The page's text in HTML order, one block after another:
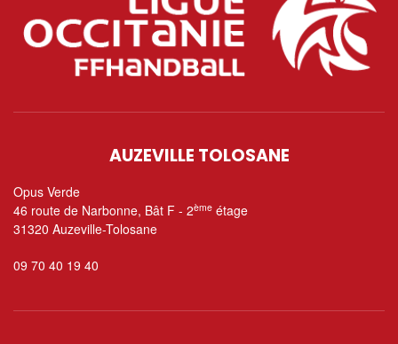
AUZEVILLE TOLOSANE
Opus Verde
46 route de Narbonne, Bât F - 2ème étage
31320 Auzeville-Tolosane
09 70 40 19 40